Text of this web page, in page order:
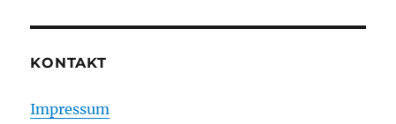
KONTAKT
Impressum